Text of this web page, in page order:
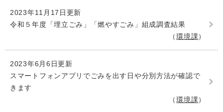
2023年11月17日更新
令和５年度「埋立ごみ」「燃やすごみ」組成調査結果
環境課
2023年6月6日更新
スマートフォンアプリでごみを出す日や分別方法が確認で
きます
環境課